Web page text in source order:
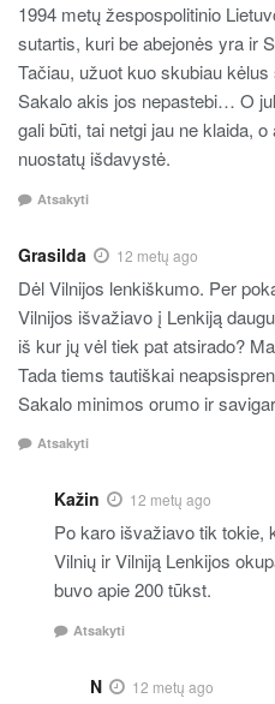
1994 metų žespospolitinio
sutartis, kuri be abejonės yra ir
Tačiau, užuot kuo skubiau
Sakalo akis jos nepastebi… O
gali būti, tai netgi jau ne klaida,
nuostatų išdavystė.
Atsakyti
Grasilda 12 metų ago
Dėl Vilnijos lenkiškumo. Per
Vilnijos išvažiavo į Lenkiją
iš kur jų vėl tiek pat atsirado?
Tada tiems tautiškai
Sakalo minimos orumo ir
Atsakyti
Kažin 12 metų ago
Po karo išvažiavo tik tokie,
Vilnių ir Vilniją Lenkijos
buvo apie 200 tūkst.
Atsakyti
N 12 metų ago